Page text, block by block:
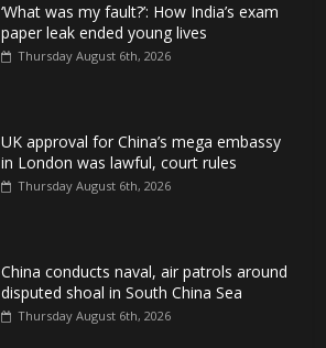
‘What was my fault?’: How India’s exam
paper leak ended young lives
Thursday August 6th, 2026
UK approval for China’s mega embassy
in London was lawful, court rules
Thursday August 6th, 2026
China conducts naval, air patrols around
disputed shoal in South China Sea
Thursday August 6th, 2026